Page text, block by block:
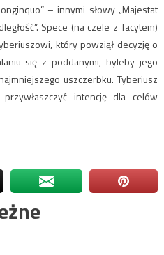
– innymi słowy „Majestat
Spece (na czele z Tacytem)
który powziął decyzję o
się z poddanymi, byleby jego
uszczerbku. Tyberiusz
intencję dla celów